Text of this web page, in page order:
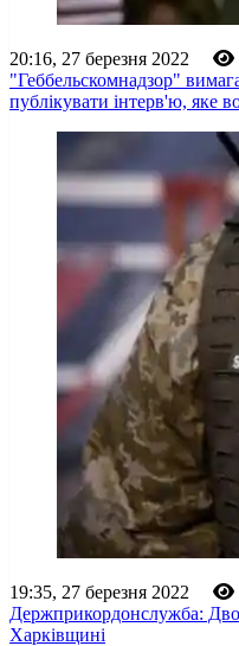
20:16, 27 березня 2022
"Геббельскомнадзор"
публікувати інтерв'ю, яке
19:35, 27 березня 2022
Держприкордонслужба:
Харківщині